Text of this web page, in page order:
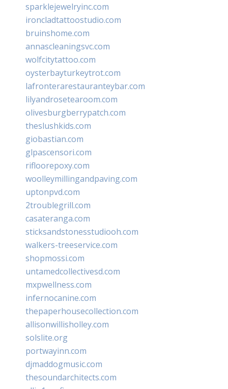
sparklejewelryinc.com
ironcladtattoostudio.com
bruinshome.com
annascleaningsvc.com
wolfcitytattoo.com
oysterbayturkeytrot.com
lafronterarestauranteybar.com
lilyandrosetearoom.com
olivesburgberrypatch.com
theslushkids.com
giobastian.com
glpascensori.com
rifloorepoxy.com
woolleymillingandpaving.com
uptonpvd.com
2troublegrill.com
casateranga.com
sticksandstonesstudiooh.com
walkers-treeservice.com
shopmossi.com
untamedcollectivesd.com
mxpwellness.com
infernocanine.com
thepaperhousecollection.com
allisonwillisholley.com
solslite.org
portwayinn.com
djmaddogmusic.com
thesoundarchitects.com